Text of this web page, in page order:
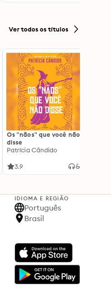
Ver todos os títulos
Os "nãos" que você não
disse
Patrícia Cândido
3.9
IDIOMA E REGIÃO
Português
Brasil